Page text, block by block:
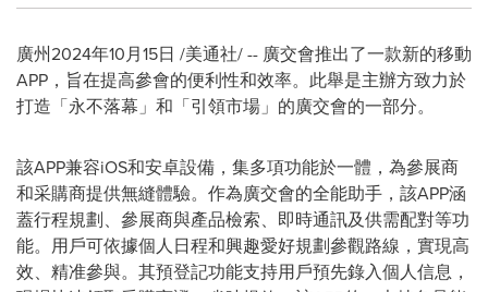
廣州2024年10月15日 /美通社/ -- 廣交會推出了一款新的移動
APP，旨在提高參會的便利性和效率。此舉是主辦方致力於
打造「永不落幕」和「引領市場」的廣交會的一部分。
該APP兼容iOS和安卓設備，集多項功能於一體，為參展商
和采購商提供無縫體驗。作為廣交會的全能助手，該APP涵
蓋行程規劃、參展商與產品檢索、即時通訊及供需配對等功
能。用戶可依據個人日程和興趣愛好規劃參觀路線，實現高
效、精准參與。其預登記功能支持用戶預先錄入個人信息，